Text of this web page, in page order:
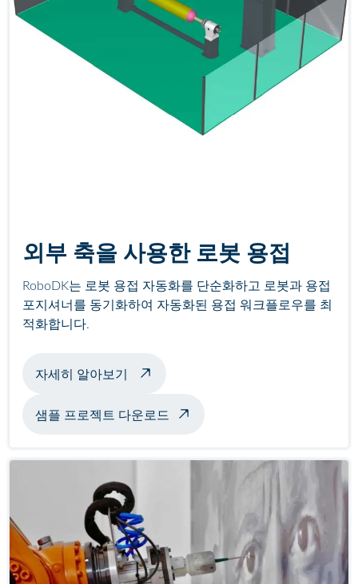
외부 축을 사용한 로봇 용접
RoboDK는 로봇 용접 자동화를 단순화하고 로봇과 용접
포지셔너를 동기화하여 자동화된 용접 워크플로우를 최
적화합니다.
자세히 알아보기 포지셔너를 사용한 용접 예시 정보
샘플 프로젝트 다운로드